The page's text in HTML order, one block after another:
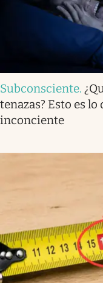
Subconsciente.
tenazas? Esto es
inconciente